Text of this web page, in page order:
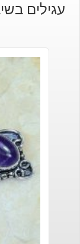
היה:
הוא:
עגילים בשיבוץ 2 אבני